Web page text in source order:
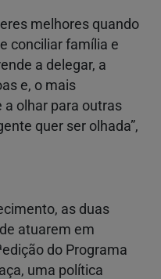
melhores quando
conciliar família e
a delegar, a
e, o mais
olhar para outras
quer ser olhada”,
as duas
atuarem em
do Programa
uma política